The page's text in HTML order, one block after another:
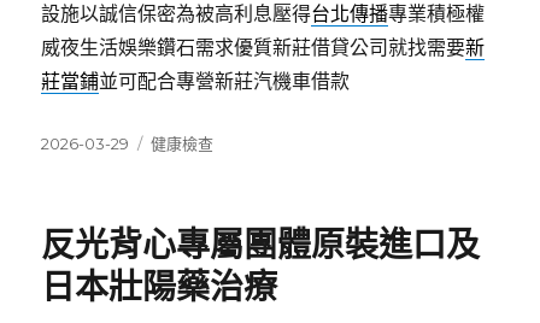
設施以誠信保密為被高利息壓得台北傳播專業積極權
威夜生活娛樂鑽石需求優質新莊借貸公司就找需要新
莊當鋪並可配合專營新莊汽機車借款
發
2026-03-29
分
健康檢查
反光背心專屬團體原裝進口及
日本壯陽藥治療